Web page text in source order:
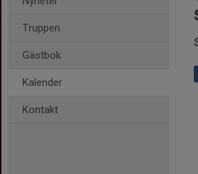
Truppen
Gästbok
Kalender
Kontakt